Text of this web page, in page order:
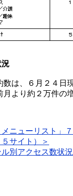
況
は、６月２４日
より約２万件の
メニューリスト」
サイト）＞
ル別アクセス数状